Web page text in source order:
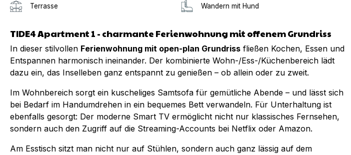
Terrasse Wandern mit Hund
TIDE4 Apartment 1 - charmante Ferienwohnung mit offenem Grundriss
In dieser stilvollen Ferienwohnung mit open-plan Grundriss fließen Kochen, Essen und
Entspannen harmonisch ineinander. Der kombinierte Wohn-/Ess-/Küchenbereich lädt
dazu ein, das Inselleben ganz entspannt zu genießen – ob allein oder zu zweit.
Im Wohnbereich sorgt ein kuscheliges Samtsofa für gemütliche Abende – und lässt sich
bei Bedarf im Handumdrehen in ein bequemes Bett verwandeln. Für Unterhaltung ist
ebenfalls gesorgt: Der moderne Smart TV ermöglicht nicht nur klassisches Fernsehen,
sondern auch den Zugriff auf die Streaming-Accounts bei Netflix oder Amazon.
Am Esstisch sitzt man nicht nur auf Stühlen, sondern auch ganz lässig auf dem